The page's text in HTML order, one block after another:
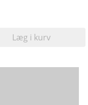
Læg i kurv